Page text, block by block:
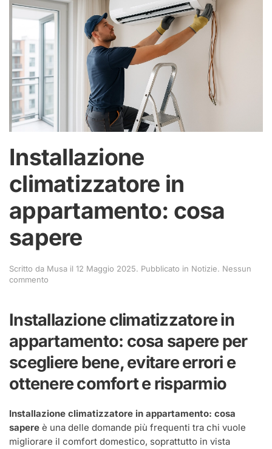
Installazione
climatizzatore in
appartamento: cosa
sapere
Scritto da Musa il 12 Maggio 2025. Pubblicato in Notizie. Nessun
commento
in
appartamento:
cosa
sapere
Installazione climatizzatore in
appartamento: cosa sapere per
scegliere bene, evitare errori e
ottenere comfort e risparmio
Installazione climatizzatore in appartamento: cosa
sapere è una delle domande più frequenti tra chi vuole
migliorare il comfort domestico, soprattutto in vista